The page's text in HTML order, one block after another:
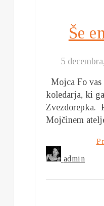
Še
5
Mojca Fo vas vabi na 4. rojstni dan
koledarja, ki
Zvezdorepka.
Mojčinem
admin